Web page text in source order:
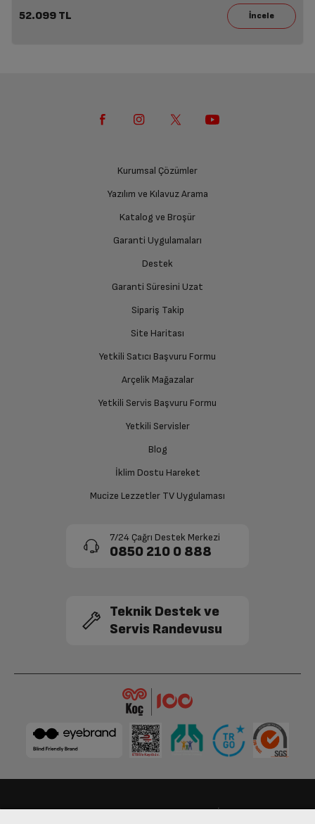
52.099 TL
Kurumsal Çözümler
Yazılım ve Kılavuz Arama
Katalog ve Broşür
Garanti Uygulamaları
Destek
Garanti Süresini Uzat
Sipariş Takip
Site Haritası
Yetkili Satıcı Başvuru Formu
Arçelik Mağazalar
Yetkili Servis Başvuru Formu
Yetkili Servisler
Blog
İklim Dostu Hareket
Mucize Lezzetler TV Uygulaması
7/24 Çağrı Destek Merkezi
0850 210 0 888
Teknik Destek ve
Servis Randevusu
Bize Ulaşın Kişisel Verilerin Korunması İşlem Rehberi